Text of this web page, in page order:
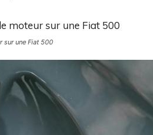
sur une Fiat 500